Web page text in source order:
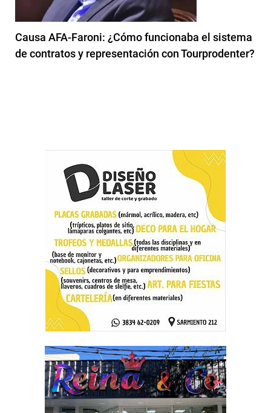
Causa AFA-Faroni: ¿Cómo funcionaba el sistema
de contratos y representación con Tourprodenter?